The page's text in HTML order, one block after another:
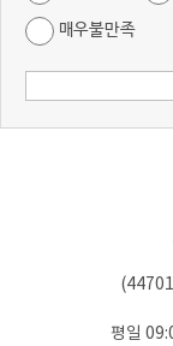
매우불만족
평일